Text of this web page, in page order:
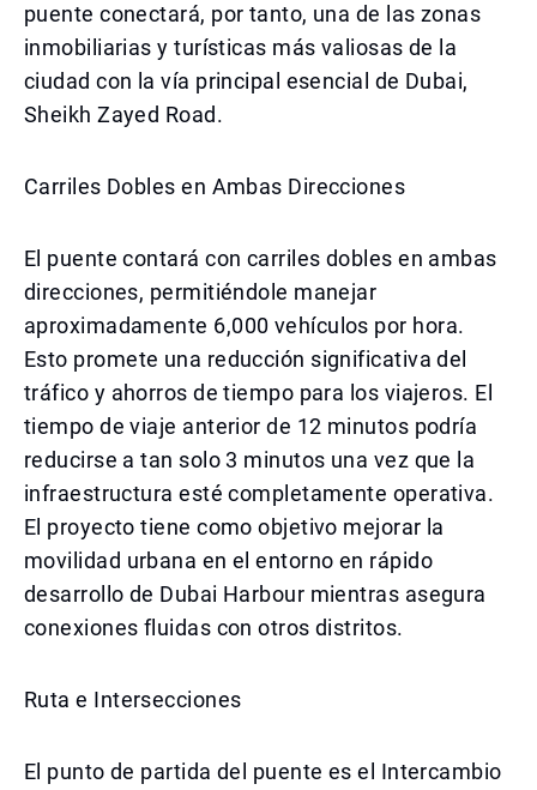
puente conectará, por tanto, una de las zonas
inmobiliarias y turísticas más valiosas de la
ciudad con la vía principal esencial de Dubai,
Sheikh Zayed Road.
Carriles Dobles en Ambas Direcciones
El puente contará con carriles dobles en ambas
direcciones, permitiéndole manejar
aproximadamente 6,000 vehículos por hora.
Esto promete una reducción significativa del
tráfico y ahorros de tiempo para los viajeros. El
tiempo de viaje anterior de 12 minutos podría
reducirse a tan solo 3 minutos una vez que la
infraestructura esté completamente operativa.
El proyecto tiene como objetivo mejorar la
movilidad urbana en el entorno en rápido
desarrollo de Dubai Harbour mientras asegura
conexiones fluidas con otros distritos.
Ruta e Intersecciones
El punto de partida del puente es el Intercambio